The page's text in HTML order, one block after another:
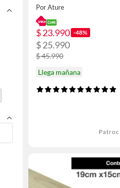
Por Ature
$ 23.990 -48%
$ 25.990
$ 45.990
Llega mañana